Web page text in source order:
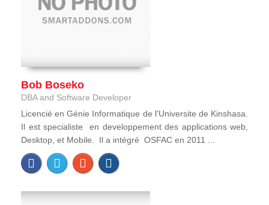
Bob Boseko
DBA and Software Developer
Licencié en Génie Informatique de l'Universite de Kinshasa.
Il est specialiste en developpement des applications web,
Desktop, et Mobile. Il a intégré OSFAC en 2011 ...